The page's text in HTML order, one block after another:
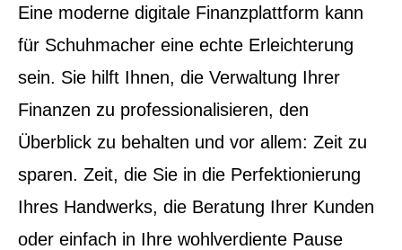
Eine moderne digitale Finanzplattform kann
für Schuhmacher eine echte Erleichterung
sein. Sie hilft Ihnen, die Verwaltung Ihrer
Finanzen zu professionalisieren, den
Überblick zu behalten und vor allem: Zeit zu
sparen. Zeit, die Sie in die Perfektionierung
Ihres Handwerks, die Beratung Ihrer Kunden
oder einfach in Ihre wohlverdiente Pause